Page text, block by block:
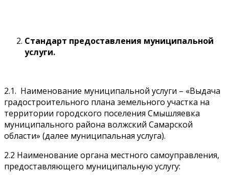
Стандарт предоставления муниципальной
услуги.
2.1. Наименование муниципальной услуги – «Выдача
градостроительного плана земельного участка на
территории городского поселения Смышляевка
муниципального района волжский Самарской
области» (далее муниципальная услуга).
2.2 Наименование органа местного самоуправления,
предоставляющего муниципальную услугу: